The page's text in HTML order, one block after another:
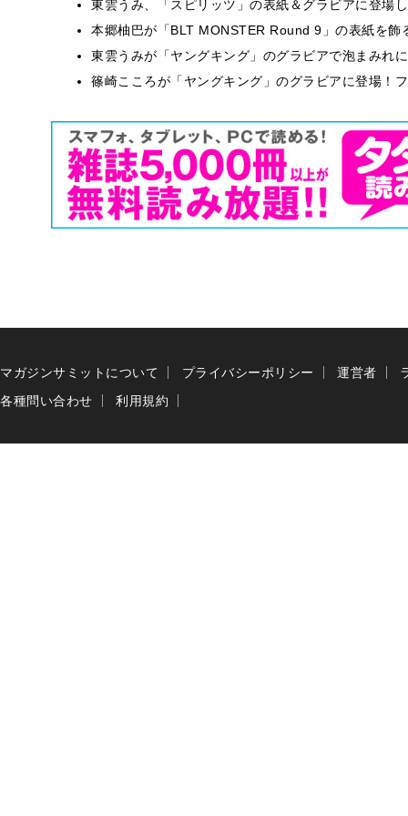
東雲うみ、「スピリッツ」の表紙＆グラビアに登場
本郷柚巴が「BLT MONSTER Round 9」の表紙を
東雲うみが「ヤングキング」のグラビアで泡まみれ
篠崎こころが「ヤングキング」のグラビアに登場！
マガジンサミットについて プライバシーポリシー 運営者
各種問い合わせ
利用規約